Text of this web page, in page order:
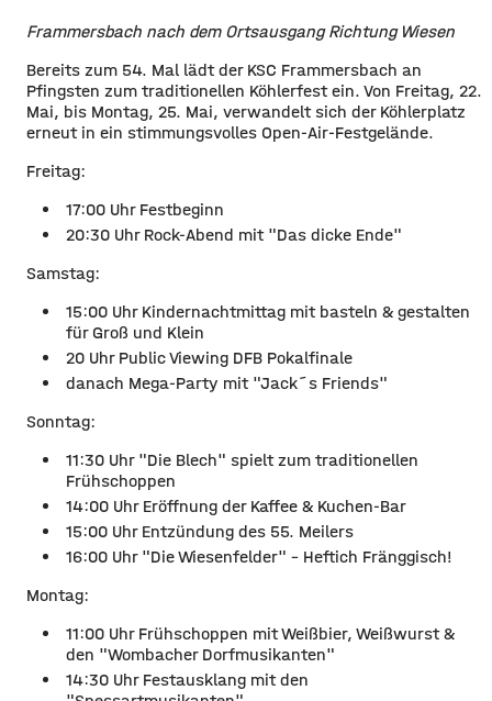
Frammersbach nach dem Ortsausgang Richtung Wiesen
Bereits zum 54. Mal lädt der KSC Frammersbach an
Pfingsten zum traditionellen Köhlerfest ein. Von Freitag, 22.
Mai, bis Montag, 25. Mai, verwandelt sich der Köhlerplatz
erneut in ein stimmungsvolles Open-Air-Festgelände.
Freitag:
17:00 Uhr Festbeginn
20:30 Uhr Rock-Abend mit "Das dicke Ende"
Samstag:
15:00 Uhr Kindernachtmittag mit basteln & gestalten
für Groß und Klein
20 Uhr Public Viewing DFB Pokalfinale
danach Mega-Party mit "Jack´s Friends"
Sonntag:
11:30 Uhr "Die Blech" spielt zum traditionellen
Frühschoppen
14:00 Uhr Eröffnung der Kaffee & Kuchen-Bar
15:00 Uhr Entzündung des 55. Meilers
16:00 Uhr "Die Wiesenfelder" - Heftich Fränggisch!
Montag:
11:00 Uhr Frühschoppen mit Weißbier, Weißwurst &
den "Wombacher Dorfmusikanten"
14:30 Uhr Festausklang mit den